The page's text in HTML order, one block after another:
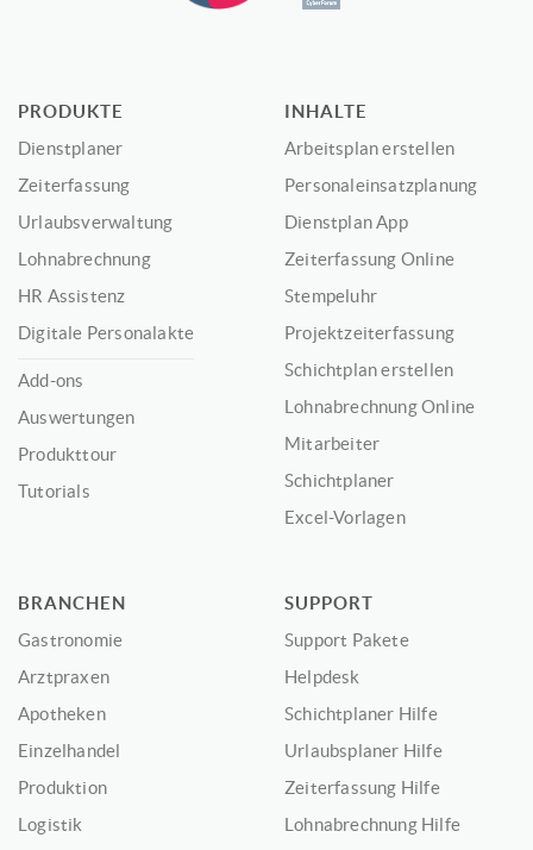
PRODUKTE
Dienstplaner
Zeiterfassung
Urlaubsverwaltung
Lohnabrechnung
HR Assistenz
Digitale Personalakte
Add-ons
Auswertungen
Produkttour
Tutorials
INHALTE
Arbeitsplan erstellen
Personaleinsatzplanung
Dienstplan App
Zeiterfassung Online
Stempeluhr
Projektzeiterfassung
Schichtplan erstellen
Lohnabrechnung Online
Mitarbeiter
Schichtplaner
Excel-Vorlagen
BRANCHEN
Gastronomie
Arztpraxen
Apotheken
Einzelhandel
Produktion
Logistik
SUPPORT
Support Pakete
Helpdesk
Schichtplaner Hilfe
Urlaubsplaner Hilfe
Zeiterfassung Hilfe
Lohnabrechnung Hilfe